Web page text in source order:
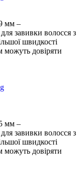
мм –
завивки волосся з
швидкості
можуть довіряти
мм –
завивки волосся з
швидкості
можуть довіряти